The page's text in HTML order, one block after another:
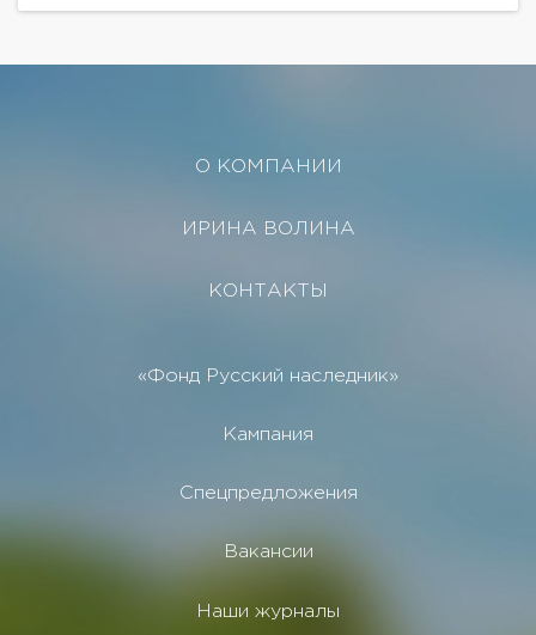
О КОМПАНИИ
ИРИНА ВОЛИНА
КОНТАКТЫ
«Фонд Русский наследник»
Кампания
Спецпредложения
Вакансии
Наши журналы